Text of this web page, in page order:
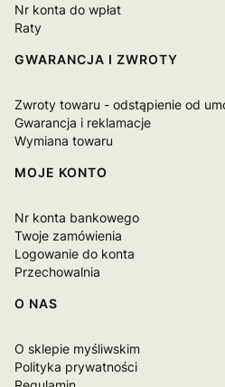
Nr konta do wpłat
Raty
GWARANCJA I ZWROTY
Zwroty towaru - odstąpienie od
Gwarancja i reklamacje
Wymiana towaru
MOJE KONTO
Nr konta bankowego
Twoje zamówienia
Logowanie do konta
Przechowalnia
O NAS
O sklepie myśliwskim
Polityka prywatności